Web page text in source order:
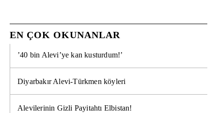
EN ÇOK OKUNANLAR
’40 bin Alevi’ye kan kusturdum!’
Diyarbakır Alevi-Türkmen köyleri
Alevilerinin Gizli Payitahtı Elbistan!